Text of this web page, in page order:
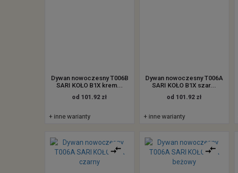
Dywan nowoczesny T006B
SARI KOŁO B1X krem...
od 101.92 zł
+ inne warianty
Dywan nowoczesny T006A
SARI KOŁO B1X szar...
od 101.92 zł
+ inne warianty